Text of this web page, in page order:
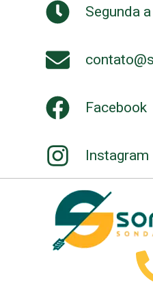
Segunda
Facebook
Instagram